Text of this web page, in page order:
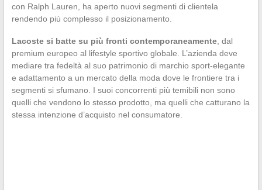
con Ralph Lauren, ha aperto nuovi segmenti di clientela
rendendo più complesso il posizionamento.
Lacoste si batte su più fronti contemporaneamente, dal
premium europeo al lifestyle sportivo globale. L’azienda deve
mediare tra fedeltà al suo patrimonio di marchio sport-elegante
e adattamento a un mercato della moda dove le frontiere tra i
segmenti si sfumano. I suoi concorrenti più temibili non sono
quelli che vendono lo stesso prodotto, ma quelli che catturano la
stessa intenzione d’acquisto nel consumatore.